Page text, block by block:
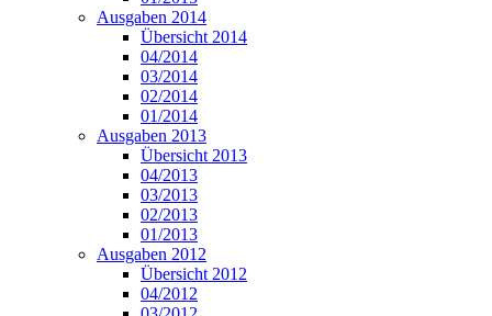
Ausgaben 2014
Übersicht 2014
04/2014
03/2014
02/2014
01/2014
Ausgaben 2013
Übersicht 2013
04/2013
03/2013
02/2013
01/2013
Ausgaben 2012
Übersicht 2012
04/2012